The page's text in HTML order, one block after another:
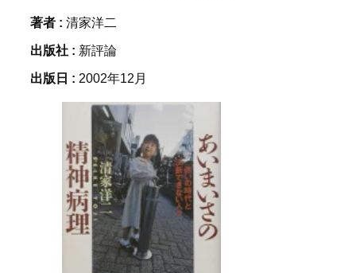
著者 : 清家洋二
出版社 : 新評論
出版日 : 2002年12月